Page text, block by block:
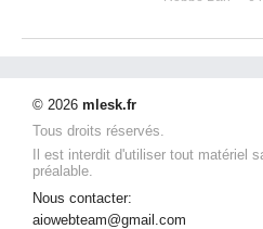
© 2026 mlesk.fr
Tous droits réservés.
Il est interdit d'utiliser tout matériel
préalable.
Nous contacter:
aiowebteam@gmail.com